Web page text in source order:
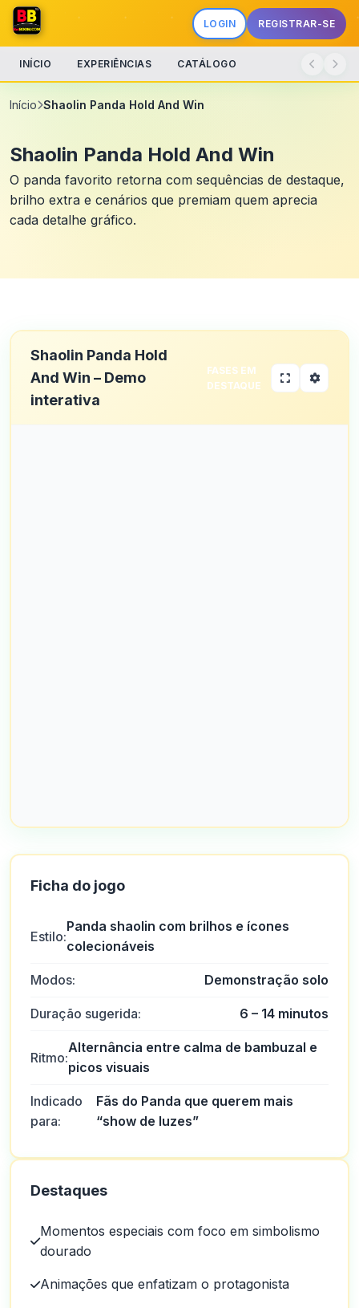
LOGIN REGISTRAR-SE
INÍCIO EXPERIÊNCIAS CATÁLOGO
Início Shaolin Panda Hold And Win
Shaolin Panda Hold And Win
O panda favorito retorna com sequências de destaque,
brilho extra e cenários que premiam quem aprecia
cada detalhe gráfico.
Shaolin Panda Hold
And Win – Demo
interativa
FASES EM
DESTAQUE
Ficha do jogo
Estilo:
Panda shaolin com brilhos e ícones
colecionáveis
Modos: Demonstração solo
Duração sugerida: 6 – 14 minutos
Ritmo:
Alternância entre calma de bambuzal e
picos visuais
Indicado
para:
Fãs do Panda que querem mais
“show de luzes”
Destaques
Momentos especiais com foco em simbolismo
dourado
Animações que enfatizam o protagonista